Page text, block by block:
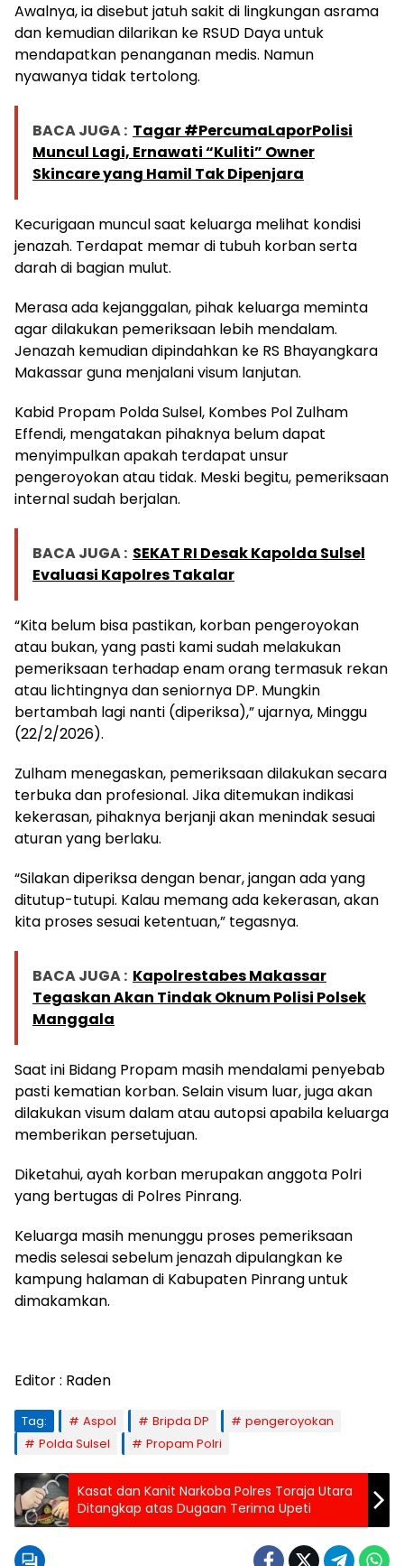
Awalnya, ia disebut jatuh sakit di lingkungan asrama
dan kemudian dilarikan ke RSUD Daya untuk
mendapatkan penanganan medis. Namun
nyawanya tidak tertolong.
BACA JUGA : Tagar #PercumaLaporPolisi
Muncul Lagi, Ernawati “Kuliti” Owner
Skincare yang Hamil Tak Dipenjara
Kecurigaan muncul saat keluarga melihat kondisi
jenazah. Terdapat memar di tubuh korban serta
darah di bagian mulut.
Merasa ada kejanggalan, pihak keluarga meminta
agar dilakukan pemeriksaan lebih mendalam.
Jenazah kemudian dipindahkan ke RS Bhayangkara
Makassar guna menjalani visum lanjutan.
Kabid Propam Polda Sulsel, Kombes Pol Zulham
Effendi, mengatakan pihaknya belum dapat
menyimpulkan apakah terdapat unsur
pengeroyokan atau tidak. Meski begitu, pemeriksaan
internal sudah berjalan.
BACA JUGA : SEKAT RI Desak Kapolda Sulsel
Evaluasi Kapolres Takalar
“Kita belum bisa pastikan, korban pengeroyokan
atau bukan, yang pasti kami sudah melakukan
pemeriksaan terhadap enam orang termasuk rekan
atau lichtingnya dan seniornya DP. Mungkin
bertambah lagi nanti (diperiksa),” ujarnya, Minggu
(22/2/2026).
Zulham menegaskan, pemeriksaan dilakukan secara
terbuka dan profesional. Jika ditemukan indikasi
kekerasan, pihaknya berjanji akan menindak sesuai
aturan yang berlaku.
“Silakan diperiksa dengan benar, jangan ada yang
ditutup-tutupi. Kalau memang ada kekerasan, akan
kita proses sesuai ketentuan,” tegasnya.
BACA JUGA : Kapolrestabes Makassar
Tegaskan Akan Tindak Oknum Polisi Polsek
Manggala
Saat ini Bidang Propam masih mendalami penyebab
pasti kematian korban. Selain visum luar, juga akan
dilakukan visum dalam atau autopsi apabila keluarga
memberikan persetujuan.
Diketahui, ayah korban merupakan anggota Polri
yang bertugas di Polres Pinrang.
Keluarga masih menunggu proses pemeriksaan
medis selesai sebelum jenazah dipulangkan ke
kampung halaman di Kabupaten Pinrang untuk
dimakamkan.
Editor : Raden
Tag: Aspol Bripda DP
pengeroyokan
Polda Sulsel
Propam Polri
Kasat dan Kanit Narkoba Polres Toraja Utara
Ditangkap atas Dugaan Terima Upeti